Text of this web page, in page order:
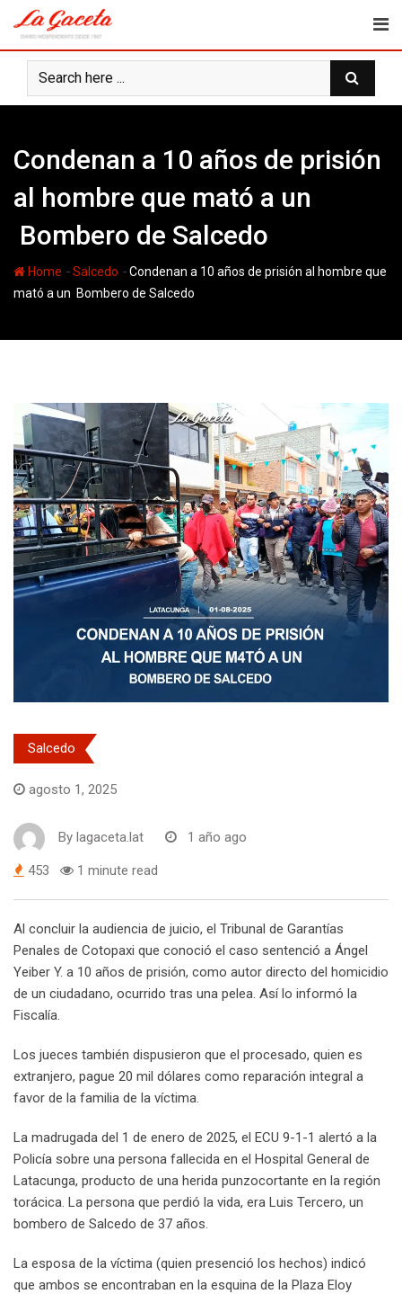
content
Condenan a 10 años de prisión
al hombre que mató a un
Bombero de Salcedo
Home -Salcedo -Condenan a 10 años de prisión al hombre que
mató a un Bombero de Salcedo
Salcedo
agosto 1, 2025
By lagaceta.lat 1 año ago
453 1 minute read
Al concluir la audiencia de juicio, el Tribunal de Garantías
Penales de Cotopaxi que conoció el caso sentenció a Ángel
Yeiber Y. a 10 años de prisión, como autor directo del homicidio
de un ciudadano, ocurrido tras una pelea. Así lo informó la
Fiscalía.
Los jueces también dispusieron que el procesado, quien es
extranjero, pague 20 mil dólares como reparación integral a
favor de la familia de la víctima.
La madrugada del 1 de enero de 2025, el ECU 9-1-1 alertó a la
Policía sobre una persona fallecida en el Hospital General de
Latacunga, producto de una herida punzocortante en la región
torácica. La persona que perdió la vida, era Luis Tercero, un
bombero de Salcedo de 37 años.
La esposa de la víctima (quien presenció los hechos) indicó
que ambos se encontraban en la esquina de la Plaza Eloy